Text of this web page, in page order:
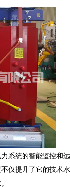
系统的智能监控和远
仅提升了它的技术水